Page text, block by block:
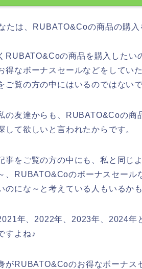
たは、RUBATO&Coの商品の購入
RUBATO&Coの商品を購入した
得なボーナスセールなどをしてい
ご覧の方の中にはいるのではない
の友達からも、RUBATO&Coの商
して欲しいと言われたからです。
事をご覧の方の中にも、私と同じ
、RUBATO&Coのボーナスセール
のにな～と考えている人もいるか
年、2022年、2023年、2024年
すよね♪
がRUBATO&Coのお得なボーナス